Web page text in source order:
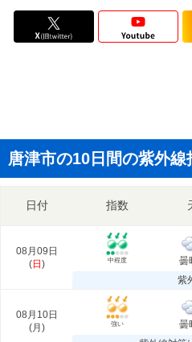
唐津市の10日間の紫外線
日付 指数
08月09日
(日 ) 中程度 曇
紫
08月10日
(月 ) 強い 曇